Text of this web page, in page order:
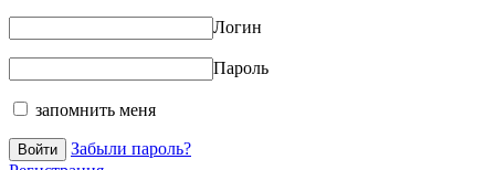
Логин
Пароль
запомнить меня
Забыли пароль?